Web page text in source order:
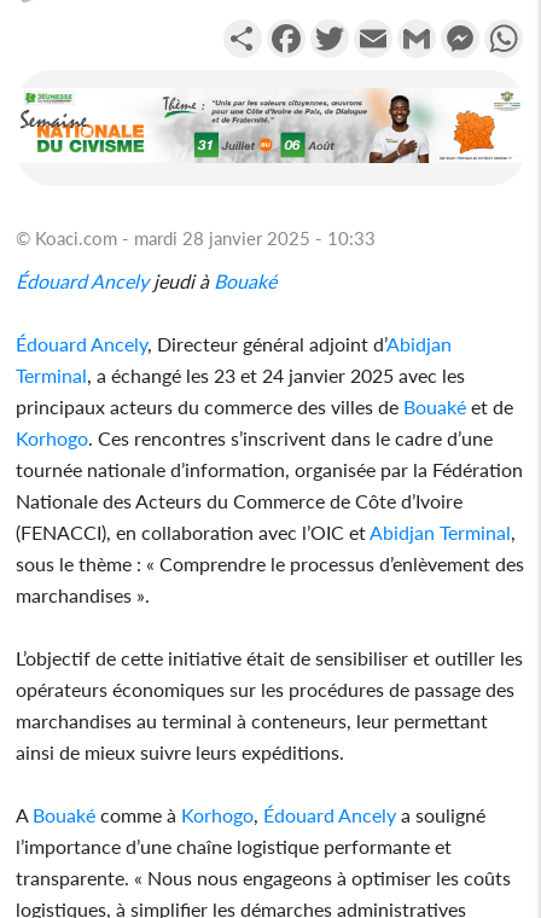
PartagerFacebookTwitterEmail Gmail
© Koaci.com - mardi 28 janvier 2025 - 10:33
Édouard Ancelyjeudi à Bouaké
Édouard Ancely, Directeur général adjoint d’Abidjan
Terminal, a échangé les 23 et 24 janvier 2025 avec les
principaux acteurs du commerce des villes de Bouaké et de
Korhogo. Ces rencontres s’inscrivent dans le cadre d’une
tournée nationale d’information, organisée par la Fédération
Nationale des Acteurs du Commerce de Côte d’Ivoire
(FENACCI), en collaboration avec l’OIC etAbidjan Terminal,
sous le thème : « Comprendre le processus d’enlèvement des
marchandises ».
L’objectif de cette initiative était de sensibiliser et outiller les
opérateurs économiques sur les procédures de passage des
marchandises au terminal à conteneurs, leur permettant
ainsi de mieux suivre leurs expéditions.
A Bouaké comme à Korhogo, Édouard Ancely a souligné
l’importance d’une chaîne logistique performante et
transparente. « Nous nous engageons à optimiser les coûts
logistiques, à simplifier les démarches administratives